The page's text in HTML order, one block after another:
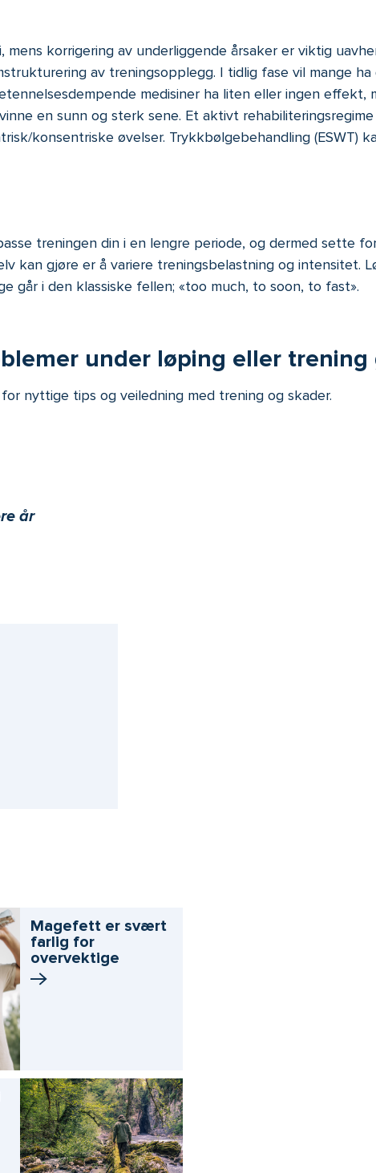
korrigering av underliggende årsaker er viktig
av treningsopplegg. I tidlig fase vil mange
medisiner ha liten eller ingen effekt,
en sunn og sterk sene. Et aktivt
konsentriske øvelser. Trykkbølgebehandling (ESWT)
treningen din i en lengre periode, og dermed sette
kan gjøre er å variere treningsbelastning og intensitet.
går i den klassiske fellen; «too much, to soon, to fast».
under løping eller trening
nyttige tips og veiledning med trening og skader.
år
Magefett er svært
farlig for
overvektige